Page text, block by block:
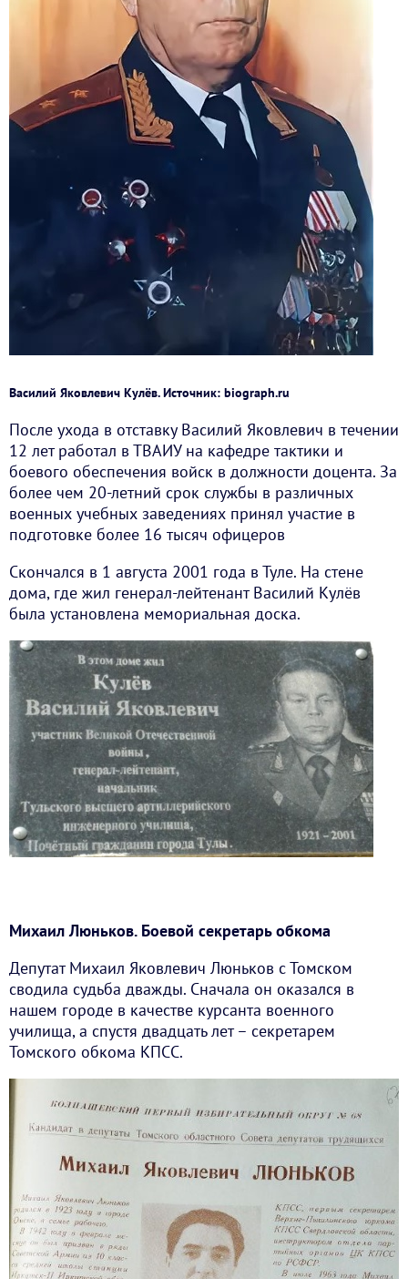
Василий Яковлевич Кулёв. Источник: biograph.ru
После ухода в отставку Василий Яковлевич в течении
12 лет работал в ТВАИУ на кафедре тактики и
боевого обеспечения войск в должности доцента. За
более чем 20-летний срок службы в различных
военных учебных заведениях принял участие в
подготовке более 16 тысяч офицеров
Скончался в 1 августа 2001 года в Туле. На стене
дома, где жил генерал-лейтенант Василий Кулёв
была установлена мемориальная доска.
Михаил Люньков. Боевой секретарь обкома
Депутат Михаил Яковлевич Люньков с Томском
сводила судьба дважды. Сначала он оказался в
нашем городе в качестве курсанта военного
училища, а спустя двадцать лет – секретарем
Томского обкома КПСС.